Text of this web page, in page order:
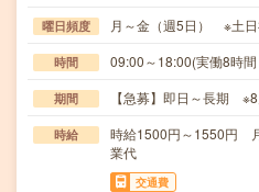
曜日頻度 月～金（週5日） ※土日
時間 09:00～18:00(実働8時
期間 【急募】即日～長期 ※8
時給
時給1500円～1550円
業代
交通費